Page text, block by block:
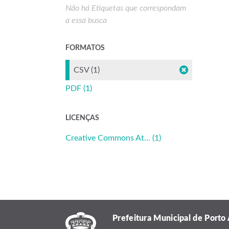
Não há Etiquetas que correspondam
a essa busca
FORMATOS
CSV (1)
PDF (1)
LICENÇAS
Creative Commons At... (1)
Prefeitura Municipal de Porto